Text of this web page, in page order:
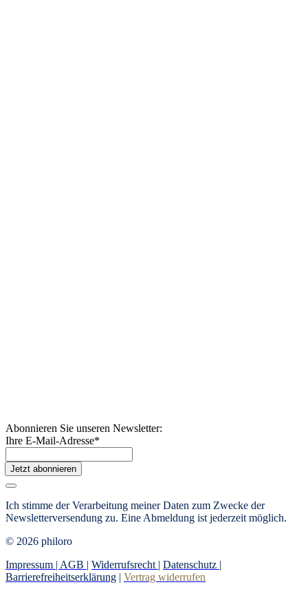
Abonnieren Sie unseren Newsletter:
Ihre E-Mail-Adresse*
Jetzt abonnieren
Ich stimme der Verarbeitung meiner Daten zum Zwecke der
Newsletterversendung zu. Eine Abmeldung ist jederzeit möglich.
© 2026 philoro
Impressum | AGB | Widerrufsrecht | Datenschutz |
Barrierefreiheitserklärung | Vertrag widerrufen